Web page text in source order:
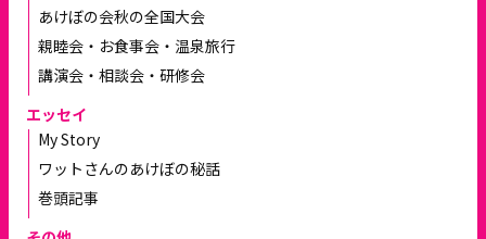
あけぼの会秋の全国大会
親睦会・お食事会・温泉旅行
講演会・相談会・研修会
エッセイ
My Story
ワットさんのあけぼの秘話
巻頭記事